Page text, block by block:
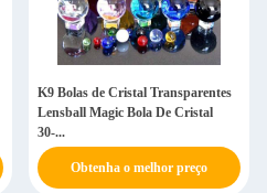
K9 Bolas de Cristal Transparentes
Lensball Magic Bola De Cristal
30-...
Obtenha o melhor preço